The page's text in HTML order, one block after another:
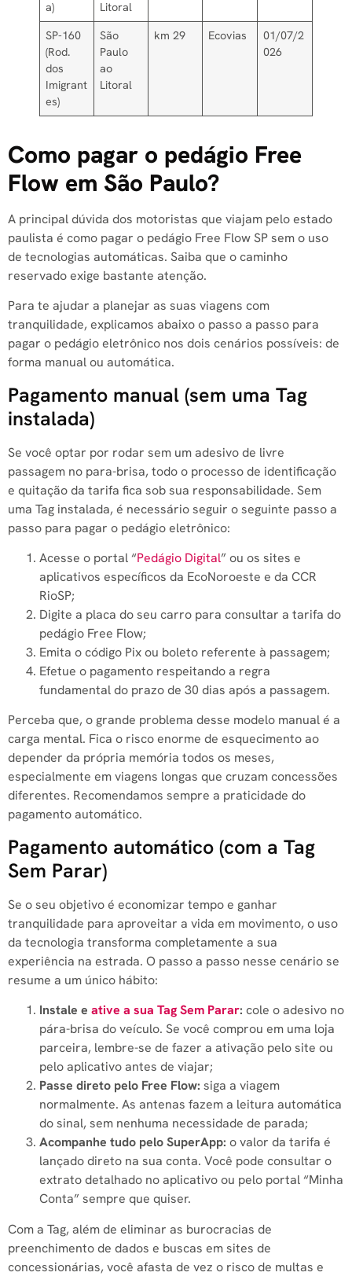
a)
Litoral
SP-160
(Rod.
dos
Imigrant
es)
São
Paulo
ao
Litoral
km 29 Ecovias
01/07/2
026
Como pagar o pedágio Free
Flow em São Paulo?
A principal dúvida dos motoristas que viajam pelo estado
paulista é como pagar o pedágio Free Flow SP sem o uso
de tecnologias automáticas. Saiba que o caminho
reservado exige bastante atenção.
Para te ajudar a planejar as suas viagens com
tranquilidade, explicamos abaixo o passo a passo para
pagar o pedágio eletrônico nos dois cenários possíveis: de
forma manual ou automática.
Pagamento manual (sem uma Tag
instalada)
Se você optar por rodar sem um adesivo de livre
passagem no para-brisa, todo o processo de identificação
e quitação da tarifa fica sob sua responsabilidade. Sem
uma Tag instalada, é necessário seguir o seguinte passo a
passo para pagar o pedágio eletrônico:
Acesse o portal “Pedágio Digital” ou os sites e
aplicativos específicos da EcoNoroeste e da CCR
RioSP;
Digite a placa do seu carro para consultar a tarifa do
pedágio Free Flow;
Emita o código Pix ou boleto referente à passagem;
Efetue o pagamento respeitando a regra
fundamental do prazo de 30 dias após a passagem.
Perceba que, o grande problema desse modelo manual é a
carga mental. Fica o risco enorme de esquecimento ao
depender da própria memória todos os meses,
especialmente em viagens longas que cruzam concessões
diferentes. Recomendamos sempre a praticidade do
pagamento automático.
Pagamento automático (com a Tag
Sem Parar)
Se o seu objetivo é economizar tempo e ganhar
tranquilidade para aproveitar a vida em movimento, o uso
da tecnologia transforma completamente a sua
experiência na estrada. O passo a passo nesse cenário se
resume a um único hábito:
Instale e ative a sua Tag Sem Parar: cole o adesivo no
pára-brisa do veículo. Se você comprou em uma loja
parceira, lembre-se de fazer a ativação pelo site ou
pelo aplicativo antes de viajar;
Passe direto pelo Free Flow: siga a viagem
normalmente. As antenas fazem a leitura automática
do sinal, sem nenhuma necessidade de parada;
Acompanhe tudo pelo SuperApp: o valor da tarifa é
lançado direto na sua conta. Você pode consultar o
extrato detalhado no aplicativo ou pelo portal “Minha
Conta” sempre que quiser.
Com a Tag, além de eliminar as burocracias de
preenchimento de dados e buscas em sites de
concessionárias, você afasta de vez o risco de multas e